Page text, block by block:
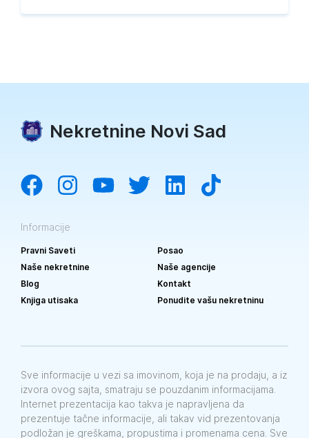
Nekretnine Novi Sad
Informacije
Pravni Saveti
Posao
Naše nekretnine
Naše agencije
Blog
Kontakt
Knjiga utisaka
Ponudite vašu nekretninu
Sve informacije u vezi sa imovinom, koja je na prodaju, a iz
izvora ovog sajta, smatraju se pouzdanim informacijama.
Internet prezentacija kao takva je napravljena da
prezentuje tačne informacije, ali takav vid prezentovanja
podložan je greškama, propustima i promenama cena. Sve